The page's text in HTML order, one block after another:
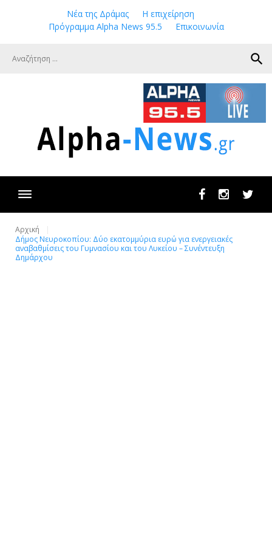
Νέα της Δράμας
Η επιχείρηση
Πρόγραμμα Alpha News 95.5
Επικοινωνία
search
FacebookInstagram
Αρχική
Δήμος Νευροκοπίου: Δύο εκατομμύρια ευρώ για ενεργειακές
αναβαθμίσεις του Γυμνασίου και του Λυκείου – Συνέντευξη
Δημάρχου